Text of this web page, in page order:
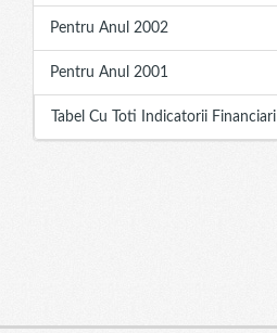
Pentru Anul 2002
Pentru Anul 2001
Tabel Cu Toti Indicatorii Financiari